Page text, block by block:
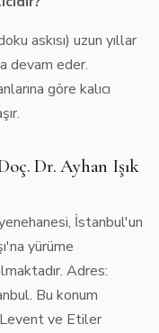
askısı) uzun yıllar
devam eder.
göre kalıcı
Dr. Ayhan Işık
İstanbul'un
yürüme
Adres:
Bu konum
Levent ve Etiler